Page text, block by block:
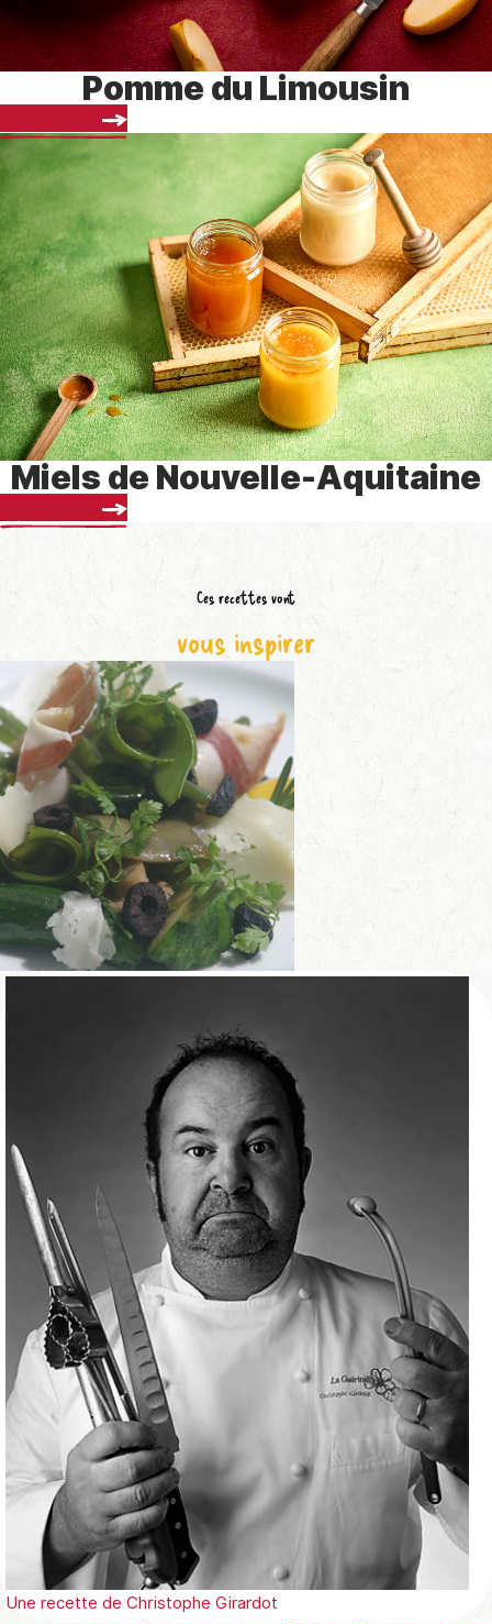
Pomme du Limousin
Miels de Nouvelle-Aquitaine
Ces recettes vont
vous inspirer
Une recette de Christophe Girardot